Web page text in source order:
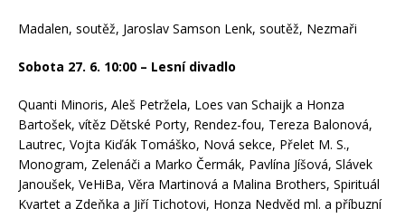
Madalen, soutěž, Jaroslav Samson Lenk, soutěž, Nezmaři
Sobota 27. 6. 10:00 – Lesní divadlo
Quanti Minoris, Aleš Petržela, Loes van Schaijk a Honza
Bartošek, vítěz Dětské Porty, Rendez-fou, Tereza Balonová,
Lautrec, Vojta Kiďák Tomáško, Nová sekce, Přelet M. S.,
Monogram, Zelenáči a Marko Čermák, Pavlína Jíšová, Slávek
Janoušek, VeHiBa, Věra Martinová a Malina Brothers, Spirituál
Kvartet a Zdeňka a Jiří Tichotovi, Honza Nedvěd ml. a příbuzní